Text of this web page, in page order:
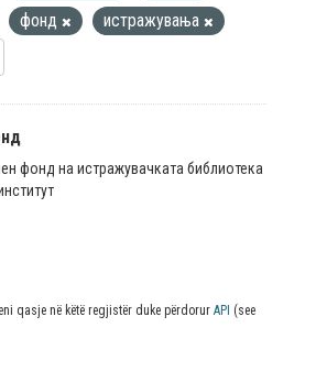
фонд истражувања
фонд на истражувачката библиотека
qasje në këtë regjistër duke përdorur API (see